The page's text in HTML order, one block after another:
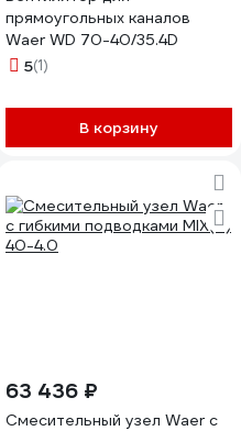
прямоугольных каналов
Waer WD 70-40/35.4D
5(1)
В корзину
63 436 ₽
Смесительный узел Waer с